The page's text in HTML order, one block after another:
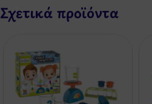
Σχετικά προϊόντα